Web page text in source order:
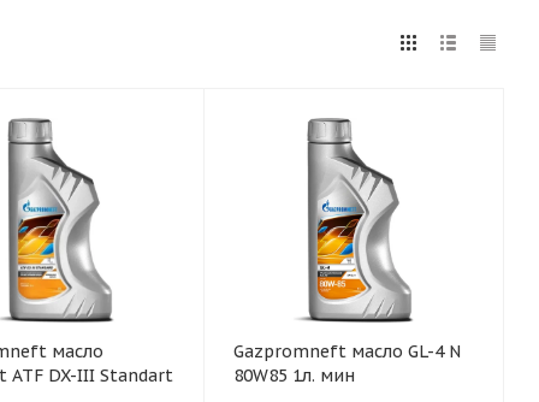
масло
Gazpromneft масло GL-4 N
80W85 1л. мин